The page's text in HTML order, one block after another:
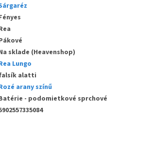
sklade (Heavenshop)
Lungo
alatti
arany színű
- podomietkové sprchové